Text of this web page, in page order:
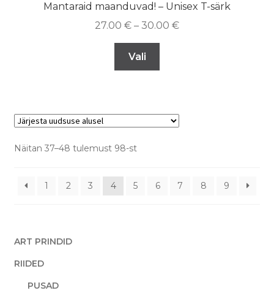
Mantaraid maanduvad! – Unisex T-särk
27.00 € – 30.00 €
Vali
Näitan 37–48 tulemust 98-st
1 2 3 4 5 6 7 8 9
ART PRINDID
RIIDED
PUSAD